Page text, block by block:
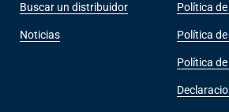
Buscar un distribuidor
Noticias
Política
Política
Política